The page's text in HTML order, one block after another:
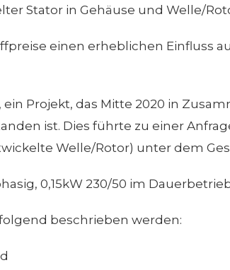
Stator in Gehäuse und Welle/
einen erheblichen Einfluss
Projekt, das Mitte 2020 in
ist. Dies führte zu einer
Welle/Rotor) unter dem
0,15kW 230/50 im
beschrieben werden: